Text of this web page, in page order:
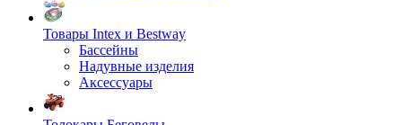
Товары Intex и Bestway
Бассейны
Надувные изделия
Аксессуары